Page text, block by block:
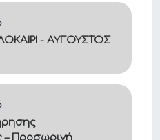
- ΑΥΓΟΥΣΤΟΣ